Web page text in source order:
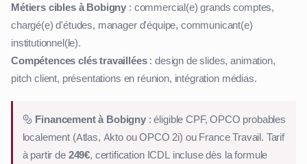
Métiers cibles à Bobigny : commercial(e) grands comptes,
chargé(e) d'études, manager d'équipe, communicant(e)
institutionnel(le).
Compétences clés travaillées: design de slides, animation,
pitch client, présentations en réunion, intégration médias.
Financement à Bobigny: éligible CPF, OPCO probables
localement (Atlas, Akto ou OPCO 2i) ou France Travail. Tarif
à partir de 249€, certification ICDL incluse dès la formule